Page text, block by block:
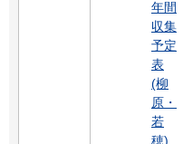
年間
収集
予定
表
(柳
原・
若
穂)